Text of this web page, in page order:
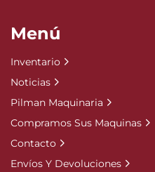
Menú
Inventario
Noticias
Pilman Maquinaria
Compramos Sus Maquinas
Contacto
Envíos Y Devoluciones